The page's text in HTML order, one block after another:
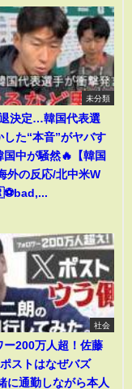
未分類
決定…韓国代表選
した“本音”がヤバす
国中が騒然🔥【韓国
外の反応/北中米W
社会
ー200万人超！佐藤
ストはなぜバズ
に通勤しながら本人